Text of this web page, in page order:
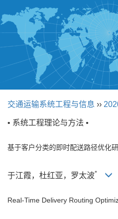
交通运输系统工程与信息 ››
• 系统工程理论与方法 •
基于客户分类的即时配送路径优化
于江霞，杜红亚，罗太波*
Real-Time Delivery Routing